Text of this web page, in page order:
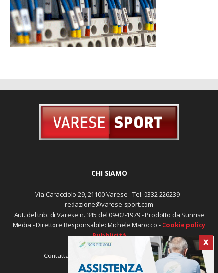
X
CHI SIAMO
Via Caracciolo 29, 21100 Varese - Tel. 0332 226239 -
redazione@varese-sport.com
Aut. del trib. di Varese n. 345 del 09-02-1979 - Prodotto da Sunrise
Media - Direttore Responsabile: Michele Marocco - Cookie policy
Pubblicità
Contattaci: redazione@varese-sport.com